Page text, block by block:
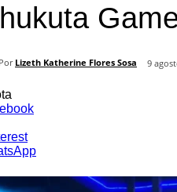
Por Lizeth Katherine Flores Sosa 9